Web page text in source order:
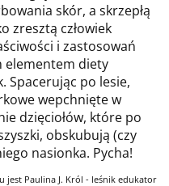
skór, a skrzepłą
zresztą człowiek
i zastosowań
elementem diety
Spacerując po lesie,
wepchnięte w
dzięciołów, które po
obskubują (czy
nasionka. Pycha!
jest Paulina J. Król - leśnik edukator